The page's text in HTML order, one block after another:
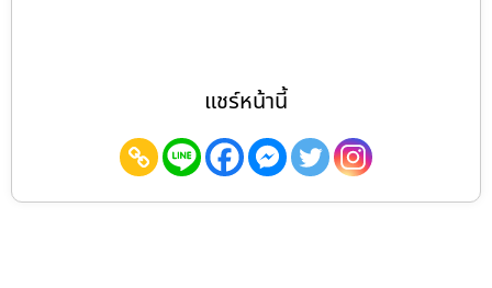
แชร์หน้านี้